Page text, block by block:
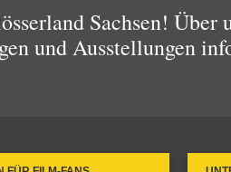
Sachsen!
und Ausstellungen